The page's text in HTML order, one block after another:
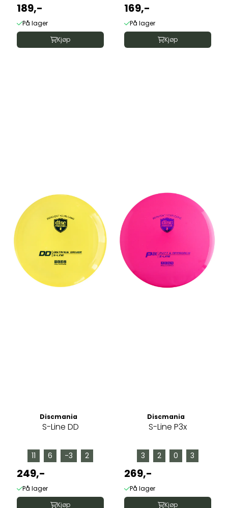
189,-
På lager
Kjøp
169,-
På lager
Kjøp
Discmania
S-Line DD
11 6 -3 2
249,-
På lager
Kjøp
Discmania
S-Line P3x
3 2 0 3
269,-
På lager
Kjøp